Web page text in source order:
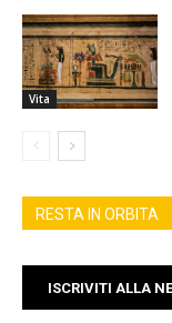
Vita
RESTA IN ORBITA
ISCRIVITI ALLA